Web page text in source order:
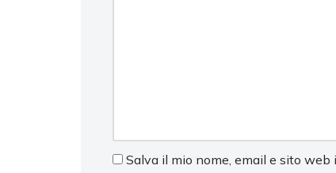
Salva il mio nome, email e sito